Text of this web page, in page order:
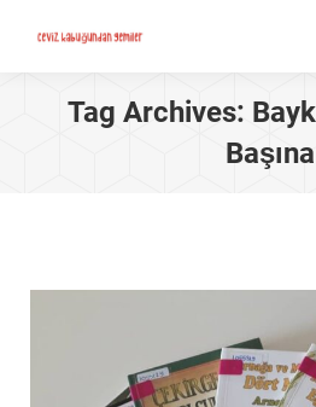
Tag Archives:
Başına